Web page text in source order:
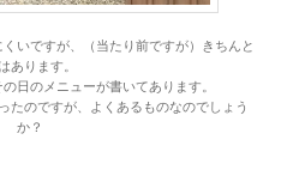
いですが、（当たり前ですが）きちんと
あります。
日のメニューが書いてあります。
たのですが、よくあるものなのでしょう
か？